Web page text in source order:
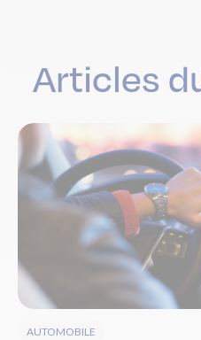
Articles
AUTOMOBILE